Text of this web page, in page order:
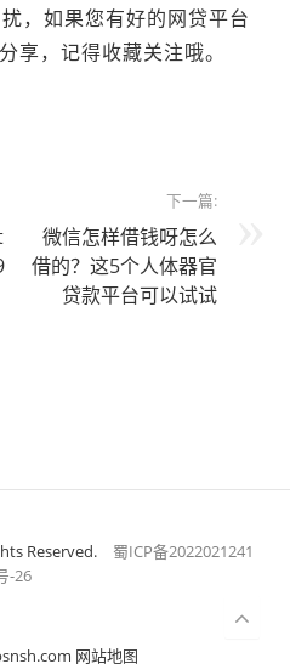
，如果您有好的网贷平台
享，记得收藏关注哦。
下一篇:
微信怎样借钱呀怎么
借的？这5个人体器官
贷款平台可以试试
Reserved.
蜀ICP备2022021241
-26
网站地图